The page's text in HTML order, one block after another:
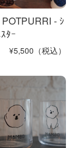
- ｼ
ﾀｰ
¥5,500（税込）